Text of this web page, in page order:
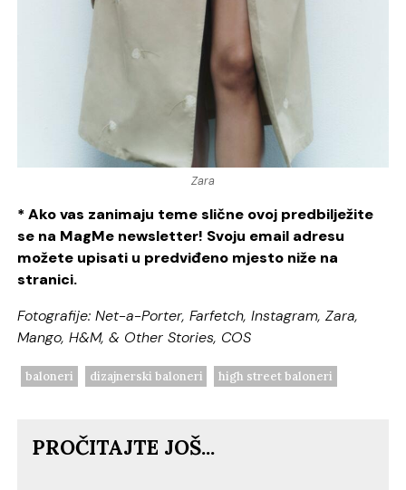
Zara
* Ako vas zanimaju teme slične ovoj predbilježite
se na MagMe newsletter! Svoju email adresu
možete upisati u predviđeno mjesto niže na
stranici.
Fotografije: Net-a-Porter, Farfetch, Instagram, Zara,
Mango, H&M, & Other Stories, COS
baloneri dizajnerski baloneri high street baloneri
PROČITAJTE JOŠ...